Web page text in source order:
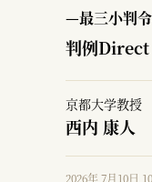
—最三小判
判例Direct
京都大学教授
西内 康人
2026年 7月10日